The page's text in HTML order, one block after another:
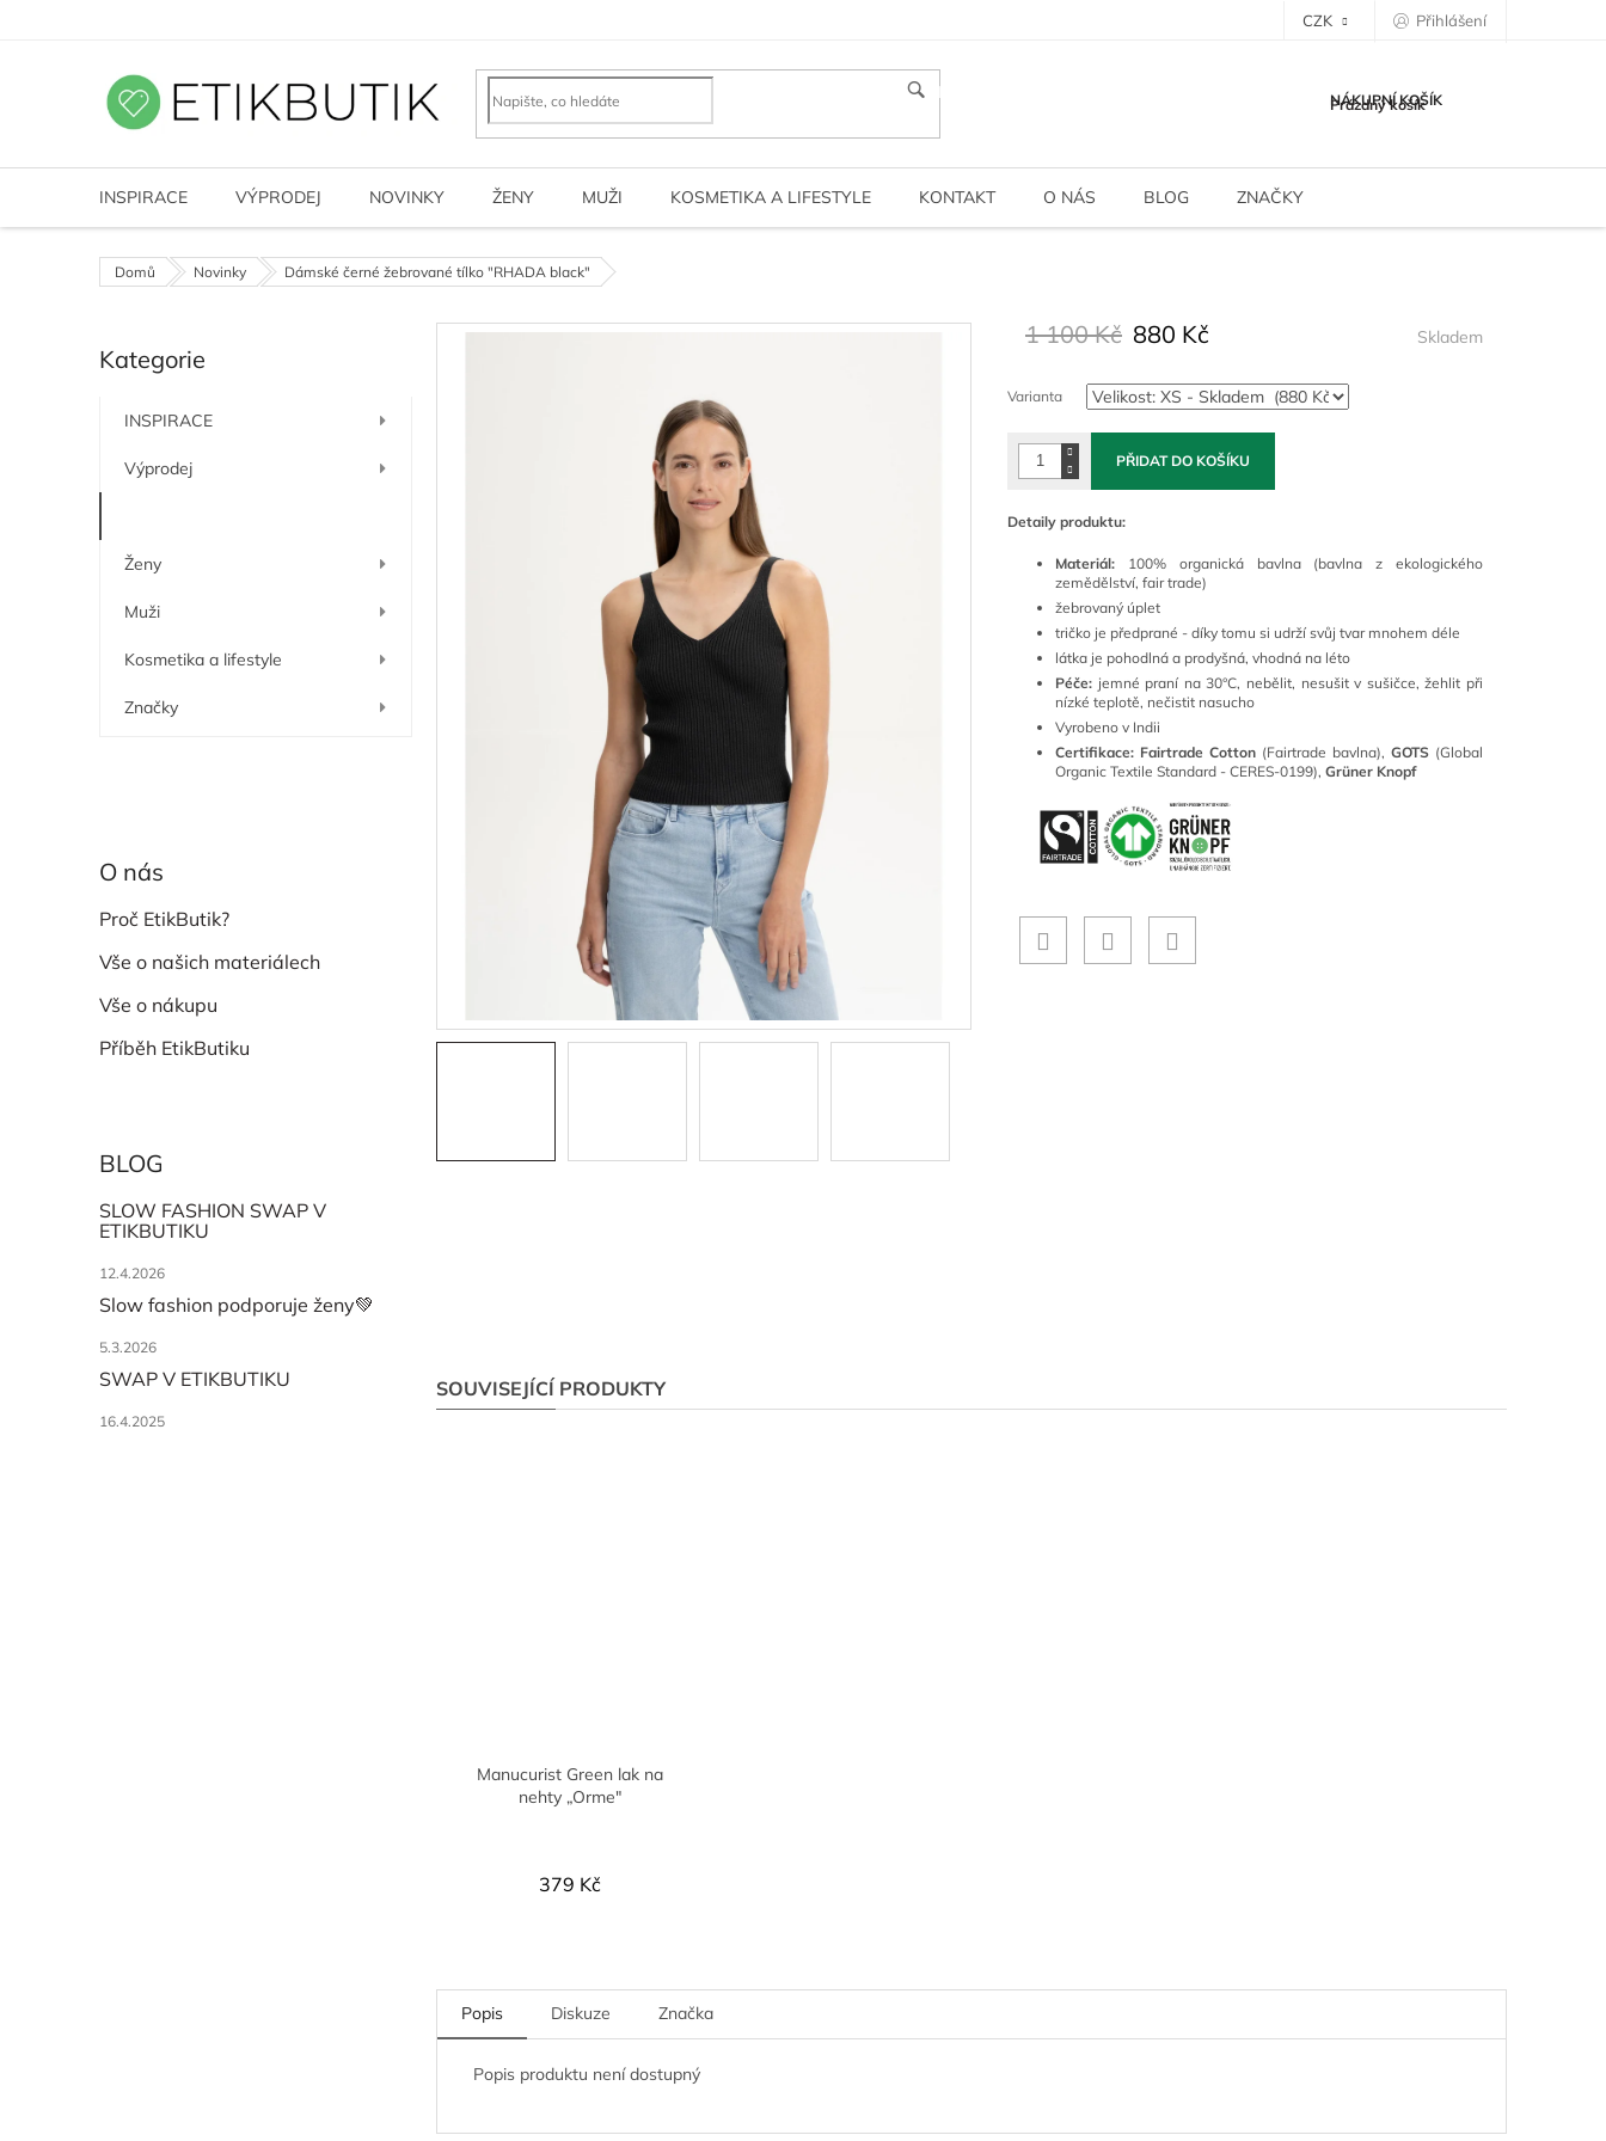
CZK Přihlášení
HLEDAT NÁKUPNÍ KOŠÍK
Prázdný košík
INSPIRACE VÝPRODEJ NOVINKY ŽENY MUŽI KOSMETIKA A LIFESTYLE KONTAKT O NÁS BLOG ZNAČKY
Domů Novinky Dámské černé žebrované tílko "RHADA black"
o
n
í
Přeskočit
kategorie
Kategorie
INSPIRACE
Výprodej
Ženy
Muži
Kosmetika a lifestyle
Značky
O nás
Proč EtikButik?
Vše o našich materiálech
Vše o nákupu
Příběh EtikButiku
BLOG
SLOW FASHION SWAP V
ETIKBUTIKU
12.4.2026
Slow fashion podporuje ženy💚
5.3.2026
SWAP V ETIKBUTIKU
16.4.2025
1 100 Kč 880 Kč
cena:
Skladem
Varianta
PŘIDAT DO KOŠÍKU
Detaily produktu:
Materiál: 100% organická bavlna (bavlna z ekologického
zemědělství, fair trade)
žebrovaný úplet
tričko je předprané - díky tomu si udrží svůj tvar mnohem déle
látka je pohodlná a prodyšná, vhodná na léto
Péče: jemné praní na 30°C, nebělit, nesušit v sušičce, žehlit při
nízké teplotě, nečistit nasucho
Vyrobeno v Indii
Certifikace: Fairtrade Cotton (Fairtrade bavlna), GOTS (Global
Organic Textile Standard - CERES-0199), Grüner Knopf
SOUVISEJÍCÍ PRODUKTY
Manucurist Green lak na
nehty „Orme"
379 Kč
Popis Diskuze Značka
Popis produktu není dostupný